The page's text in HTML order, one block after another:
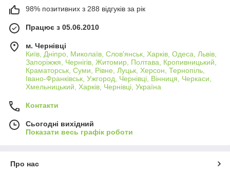
98% позитивних з 288 відгуків за рік
Працює з 05.06.2010
м. Чернівці
Київ, Дніпро, Миколаїв, Слов'янськ, Харків, Одеса, Львів,
Запоріжжя, Чернігів, Житомир, Полтава, Кропивницький,
Краматорськ, Суми, Рівне, Луцьк, Херсон, Тернопіль,
Івано-Франківськ, Ужгород, Чернівці, Вінниця, Черкаси,
Хмельницький, Харків, Чернівці, Україна
Контакти
Сьогодні вихідний
Показати весь графік роботи
Про нас